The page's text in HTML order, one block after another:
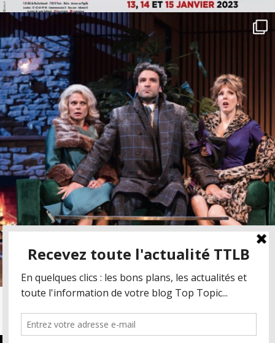
Suivre sur Instagram